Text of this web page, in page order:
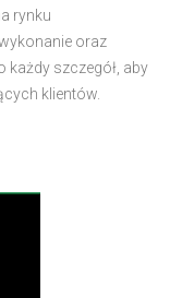
rynku
oraz
każdy szczegół, aby
klientów.